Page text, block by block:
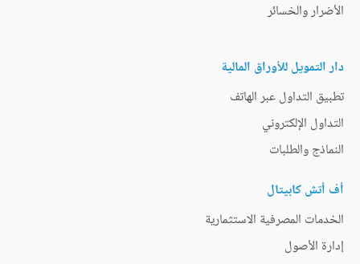
الأضرار والخسائر
دار التمويل للأوراق المالية
تطبيق التداول عبر الهاتف
التداول الإلكتروني
النماذج والطلبات
أف أتش كابيتال
الخدمات المصرفية الاستثمارية
إدارة الأصول